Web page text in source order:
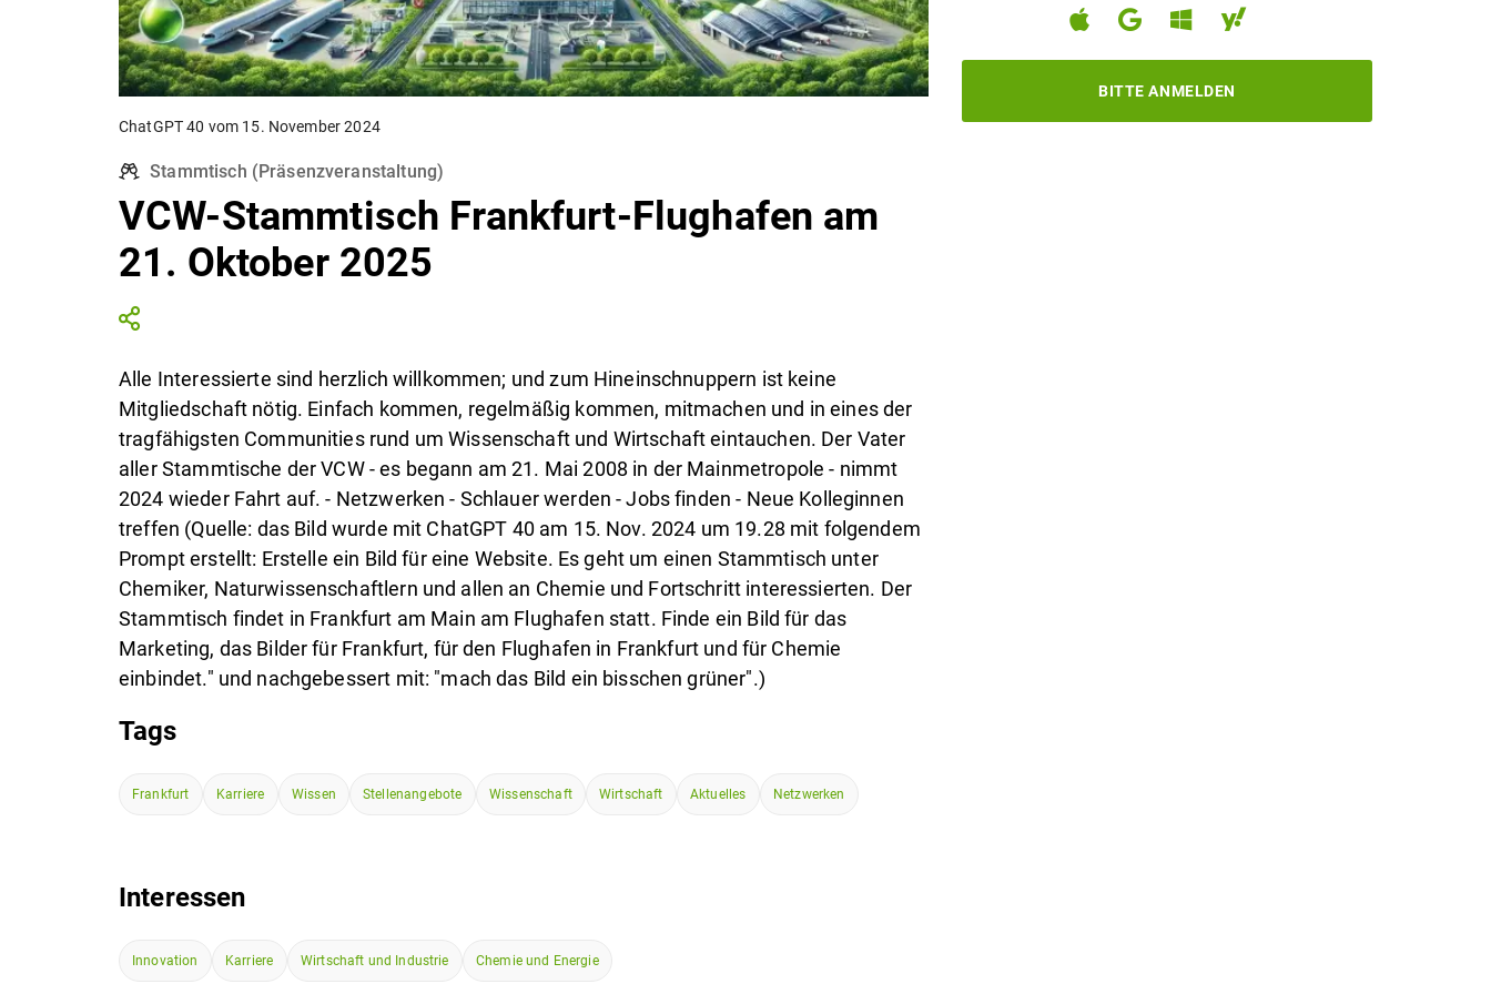
ChatGPT 40 vom 15. November 2024
Stammtisch ( Präsenzveranstaltung)
VCW-Stammtisch Frankfurt-Flughafen am
21. Oktober 2025
Alle Interessierte sind herzlich willkommen; und zum Hineinschnuppern ist keine
Mitgliedschaft nötig. Einfach kommen, regelmäßig kommen, mitmachen und in eines der
tragfähigsten Communities rund um Wissenschaft und Wirtschaft eintauchen. Der Vater
aller Stammtische der VCW - es begann am 21. Mai 2008 in der Mainmetropole - nimmt
2024 wieder Fahrt auf. - Netzwerken - Schlauer werden - Jobs finden - Neue Kolleginnen
treffen (Quelle: das Bild wurde mit ChatGPT 40 am 15. Nov. 2024 um 19.28 mit folgendem
Prompt erstellt: Erstelle ein Bild für eine Website. Es geht um einen Stammtisch unter
Chemiker, Naturwissenschaftlern und allen an Chemie und Fortschritt interessierten. Der
Stammtisch findet in Frankfurt am Main am Flughafen statt. Finde ein Bild für das
Marketing, das Bilder für Frankfurt, für den Flughafen in Frankfurt und für Chemie
einbindet." und nachgebessert mit: "mach das Bild ein bisschen grüner".)
Tags
Frankfurt Karriere Wissen Stellenangebote Wissenschaft Wirtschaft Aktuelles Netzwerken
Interessen
Innovation Karriere Wirtschaft und Industrie Chemie und Energie
BITTE ANMELDEN